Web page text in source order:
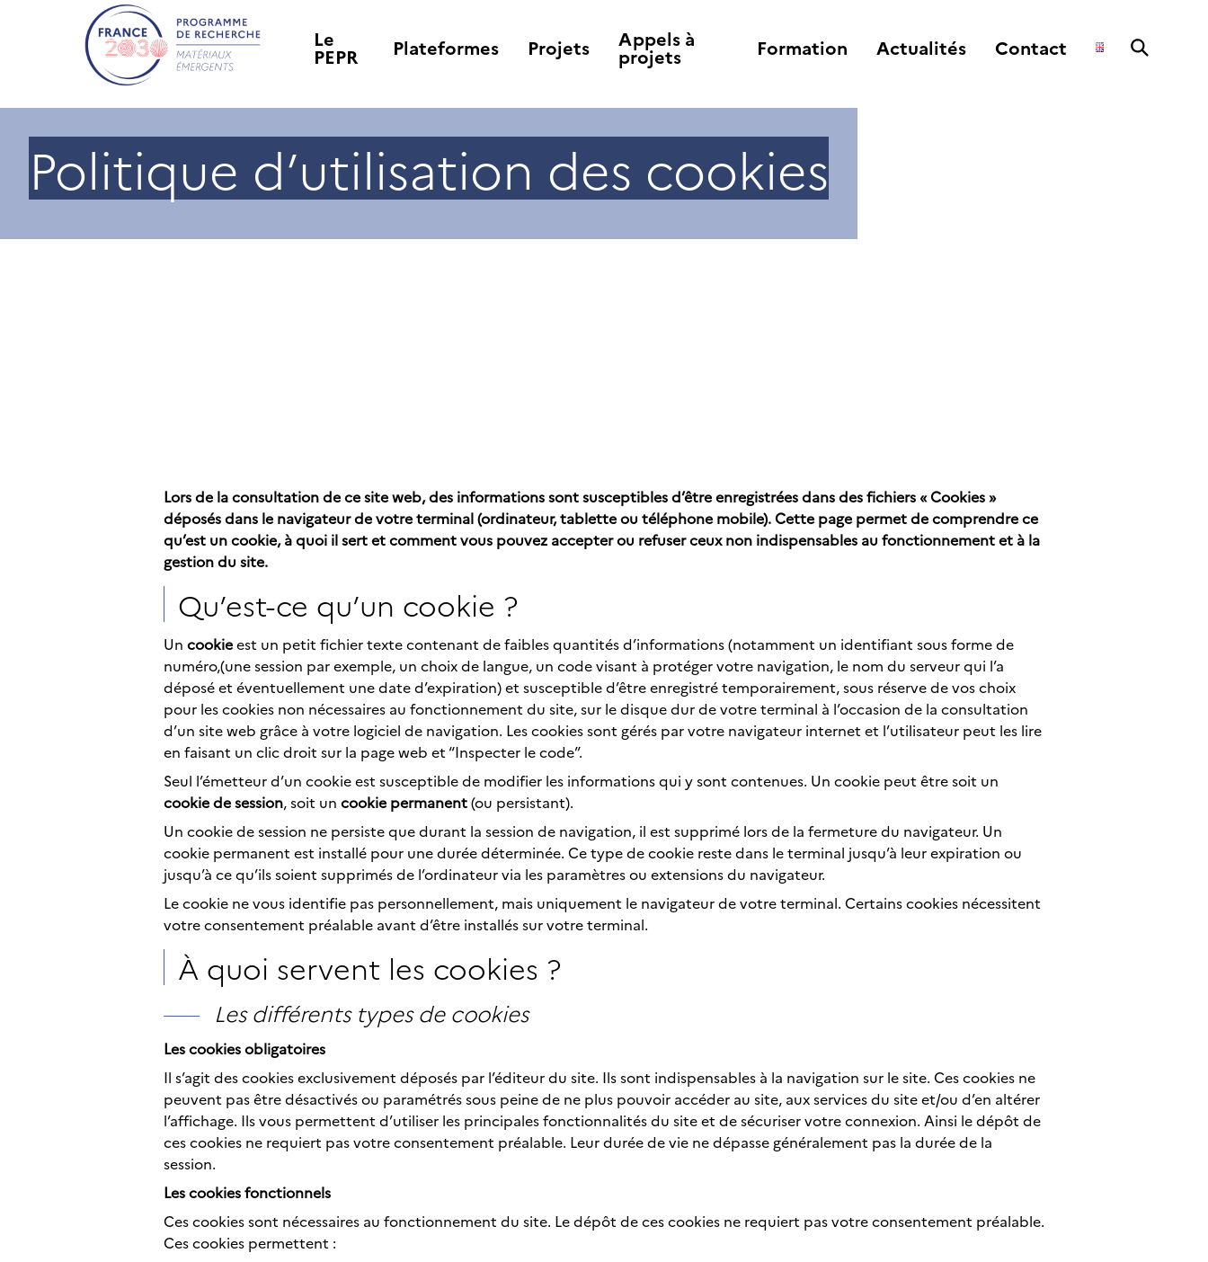
Le
PEPR Plateformes Projets Appels à
projets Formation Actualités Contact
Politique d’utilisation des cookies
Lors de la consultation de ce site web, des informations sont susceptibles d’être enregistrées dans des fichiers « Cookies »
déposés dans le navigateur de votre terminal (ordinateur, tablette ou téléphone mobile). Cette page permet de comprendre ce
qu’est un cookie, à quoi il sert et comment vous pouvez accepter ou refuser ceux non indispensables au fonctionnement et à la
gestion du site.
Qu’est-ce qu’un cookie ?
Un cookieest un petit fichier texte contenant de faibles quantités d’informations (notamment un identifiant sous forme de
numéro,(une session par exemple, un choix de langue, un code visant à protéger votre navigation, le nom du serveur qui l’a
déposé et éventuellement une date d’expiration) et susceptible d’être enregistré temporairement, sous réserve de vos choix
pour les cookies non nécessaires au fonctionnement du site, sur le disque dur de votre terminal à l’occasion de la consultation
d’un site web grâce à votre logiciel de navigation. Les cookies sont gérés par votre navigateur internet et l’utilisateur peut les lire
en faisant un clic droit sur la page web et “Inspecter le code”.
Seul l’émetteur d’un cookie est susceptible de modifier les informations qui y sont contenues. Un cookie peut être soit un
cookie de session, soit un cookie permanent(ou persistant).
Un cookie de session ne persiste que durant la session de navigation, il est supprimé lors de la fermeture du navigateur. Un
cookie permanent est installé pour une durée déterminée. Ce type de cookie reste dans le terminal jusqu’à leur expiration ou
jusqu’à ce qu’ils soient supprimés de l’ordinateur via les paramètres ou extensions du navigateur.
Le cookie ne vous identifie pas personnellement, mais uniquement le navigateur de votre terminal. Certains cookies nécessitent
votre consentement préalable avant d’être installés sur votre terminal.
À quoi servent les cookies ?
Les différents types de cookies
Les cookies obligatoires
Il s’agit des cookies exclusivement déposés par l’éditeur du site. Ils sont indispensables à la navigation sur le site. Ces cookies ne
peuvent pas être désactivés ou paramétrés sous peine de ne plus pouvoir accéder au site, aux services du site et/ou d’en altérer
l’affichage. Ils vous permettent d’utiliser les principales fonctionnalités du site et de sécuriser votre connexion. Ainsi le dépôt de
ces cookies ne requiert pas votre consentement préalable. Leur durée de vie ne dépasse généralement pas la durée de la
session.
Les cookies fonctionnels
Ces cookies sont nécessaires au fonctionnement du site. Le dépôt de ces cookies ne requiert pas votre consentement préalable.
Ces cookies permettent :